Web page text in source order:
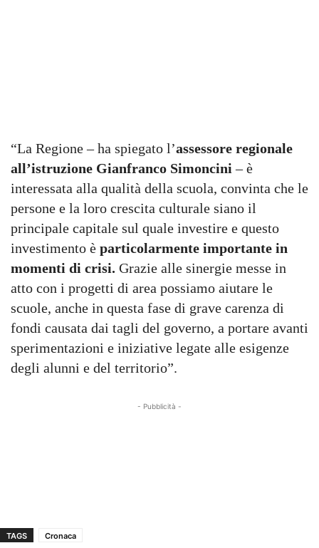
“La Regione – ha spiegato l’assessore regionale
all’istruzione Gianfranco Simoncini– è
interessata alla qualità della scuola, convinta che le
persone e la loro crescita culturale siano il
principale capitale sul quale investire e questo
investimento è particolarmente importante in
momenti di crisi. Grazie alle sinergie messe in
atto con i progetti di area possiamo aiutare le
scuole, anche in questa fase di grave carenza di
fondi causata dai tagli del governo, a portare avanti
sperimentazioni e iniziative legate alle esigenze
degli alunni e del territorio”.
- Pubblicità -
TAGS Cronaca